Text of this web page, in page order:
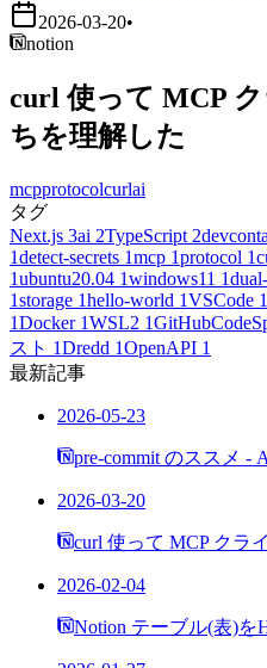
2026-03-20•
notion
curl 使って MCP
ちを理解した
mcpprotocolcurlai
タグ
Next.js 3ai 2TypeScript 2
1detect-secrets 1mcp 1protocol 1
1ubuntu20.04 1windows11 1
1storage 1hello-world 1VSCode 1
1Docker 1WSL2 1
スト 1Dredd 1OpenAPI 1
最新記事
2026-05-23
pre-commit のススメ -
2026-03-20
curl 使って MCP クラ
2026-02-04
Notion テーブル(表)を